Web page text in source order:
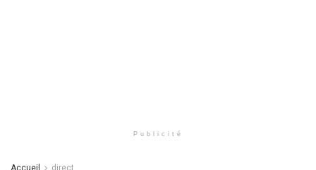
Publicité
Accueil direct